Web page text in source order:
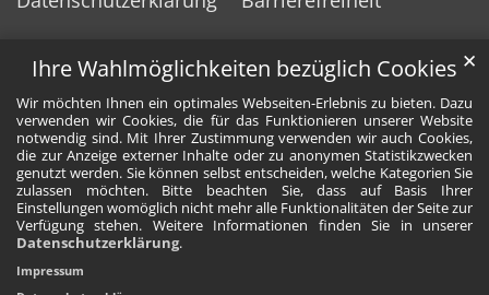
Ihre Wahlmöglichkeiten bezüglich Cookies
Wir möchten Ihnen ein optimales Webseiten-Erlebnis zu bieten. Dazu
verwenden wir Cookies, die für das Funktionieren unserer Website
notwendig sind. Mit Ihrer Zustimmung verwenden wir auch Cookies,
die zur Anzeige externer Inhalte oder zu anonymen Statistikzwecken
genutzt werden. Sie können selbst entscheiden, welche Kategorien Sie
zulassen möchten. Bitte beachten Sie, dass auf Basis Ihrer
Einstellungen womöglich nicht mehr alle Funktionalitäten der Seite zur
Verfügung stehen. Weitere Informationen finden Sie in unserer
Datenschutzerklärung.
✕
Impressum